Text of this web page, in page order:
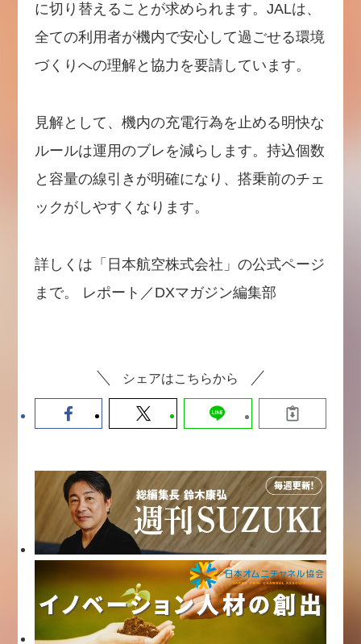
に切り替えることが求められます。JALは、
全ての利用者が機内で安心して過ごせる環境
づくりへの理解と協力を要請しています。
見解として、機内の充電行為を止める明快な
ルールは運用のブレを減らします。持込個数
と容量の線引きが明確になり、搭乗前のチェ
ックがしやすくなります。
詳しくは「日本航空株式会社」の公式ページ
まで。 レポート／DXマガジン編集部
シェアはこちらから